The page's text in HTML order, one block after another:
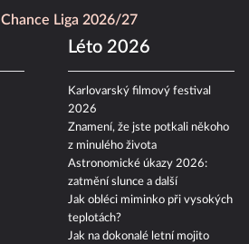
Chance Liga 2026/27
Léto 2026
Karlovarský filmový festival
2026
Znamení, že jste potkali někoho
z minulého života
Astronomické úkazy 2026:
zatmění slunce a další
Jak obléci miminko při vysokých
teplotách?
Jak na dokonalé letní mojito